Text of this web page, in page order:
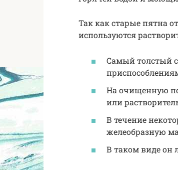
Так как старые пятна
используются
Самый толстый
На очищенную
или
В течение
желеобразную
В таком виде он